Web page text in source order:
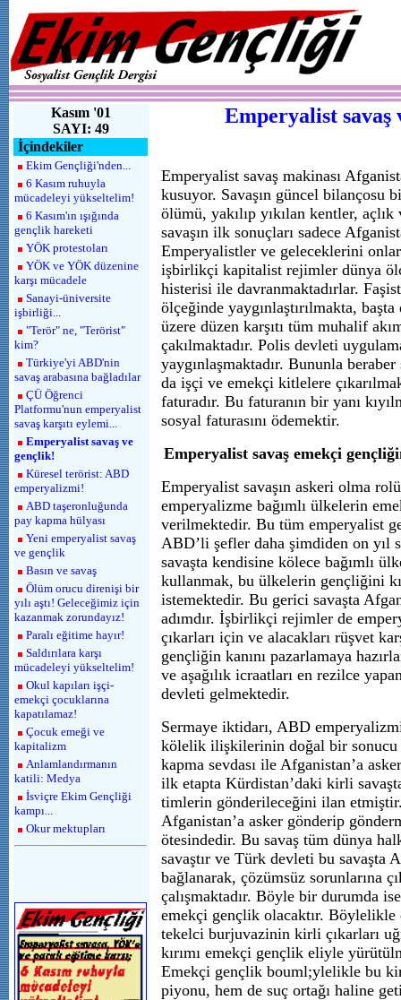
Kasım '01
SAYI: 49
İçindekiler
Ekim Gençliği'nden...
6 Kasım ruhuyla
mücadeleyi yükseltelim!
6 Kasım'ın ışığında
gençlik hareketi
YÖK protestoları
YÖK ve YÖK düzenine
karşı mücadele
Sanayi-üniversite
işbirliği...
"Terör" ne, "Terörist"
kim?
Türkiye'yi ABD'nin
savaş arabasına bağladılar
ÇÜ Öğrenci
Platformu'nun emperyalist
savaş karşıtı eylemi...
Emperyalist savaş ve
gençlik!
Küresel terörist: ABD
emperyalizmi!
ABD taşeronluğunda
pay kapma hülyası
Yeni emperyalist savaş
ve gençlik
Basın ve savaş
Ölüm orucu direnişi bir
yılı aştı! Geleceğimiz için
kazanmak zorundayız!
Paralı eğitime hayır!
Saldırılara karşı
mücadeleyi yükseltelim!
Okul kapıları işçi-
emekçi çocuklarına
kapatılamaz!
Çocuk emeği ve
kapitalizm
Anlamlandırmanın
katili: Medya
İsviçre Ekim Gençliği
kampı...
Okur mektupları
Emperyalist savaş
Emperyalist savaş makinası
kusuyor. Savaşın güncel bilançosu
ölümü, yakılıp yıkılan kentler,
savaşın ilk sonuçları sadece
Emperyalistler ve geleceklerini
işbirlikçi kapitalist rejimler dünya
histerisi ile davranmaktadırlar.
ölçeğinde yaygınlaştırılmakta,
üzere düzen karşıtı tüm muhalif
çakılmaktadır. Polis devleti
yaygınlaşmaktadır. Bununla beraber
da işçi ve emekçi kitlelere
faturadır. Bu faturanın bir yanı
sosyal faturasını ödemektir.
Emperyalist savaş emekçi
Emperyalist savaşın askeri olma
emperyalizme bağımlı ülkelerin
verilmektedir. Bu tüm emperyalist
ABD’li şefler daha şimdiden on yıl
savaşta kendisine kölece bağımlı
kullanmak, bu ülkelerin gençliğini
istemektedir. Bu gerici savaşta
adımdır. İşbirlikçi rejimler de
çıkarları için ve alacakları rüşvet
gençliğin kanını pazarlamaya
ve aşağılık icraatları en rezilce
devleti gelmektedir.
Sermaye iktidarı, ABD
kölelik ilişkilerinin doğal bir sonucu
kapma sevdası ile Afganistan’a
ilk etapta Kürdistan’daki kirli
timlerin gönderileceğini ilan
Afganistan’a asker gönderip
ötesindedir. Bu savaş tüm dünya
savaştır ve Türk devleti bu savaşta
bağlanarak, çözümsüz sorunlarına
çalışmaktadır. Böyle bir durumda
emekçi gençlik olacaktır.
tekelci burjuvazinin kirli çıkarları
kırımı emekçi gençlik eliyle
Emekçi gençlik bouml;ylelikle bu
piyonu, hem de suç ortağı haline